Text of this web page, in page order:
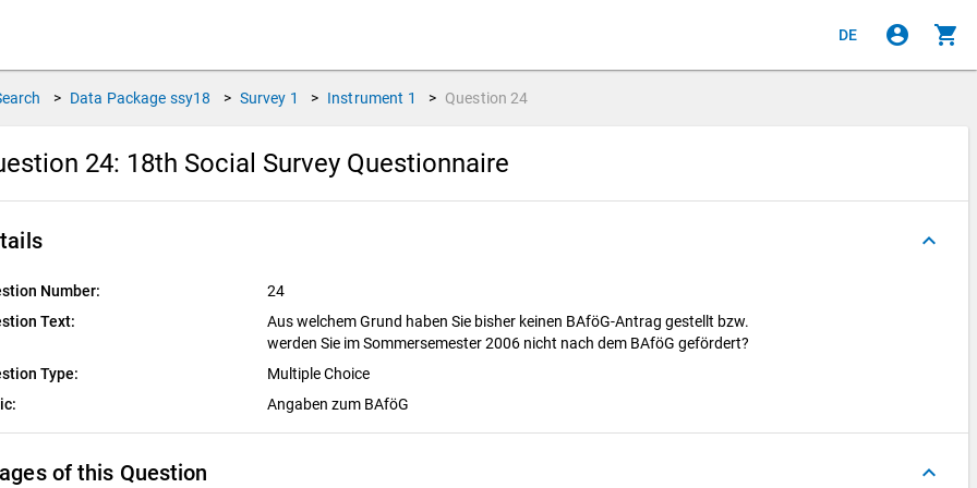
DE account_circle shopping_cart
> Data Package ssy18 > Survey 1 > Instrument 1 > Question 24
24: 18th Social Survey Questionnaire
keyboard_arrow_up
Number:
24
Text:
Aus welchem Grund haben Sie bisher keinen BAföG-Antrag gestellt bzw.
werden Sie im Sommersemester 2006 nicht nach dem BAföG gefördert?
Type:
Multiple Choice
Angaben zum BAföG
of this Question keyboard_arrow_up